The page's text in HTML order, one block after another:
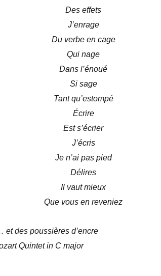
Des effets
J’enrage
Du verbe en cage
Qui nage
Dans l’énoué
Si sage
Tant qu’estompé
Écrire
Est s’écrier
J’écris
Je n’ai pas pied
Délires
Il vaut mieux
Que vous en reveniez
et des poussières d’encre
Quintet in C major